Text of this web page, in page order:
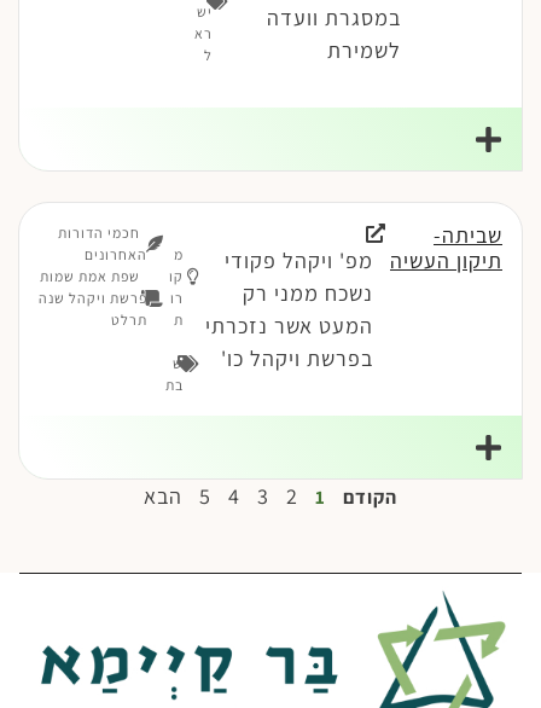
במסגרת וועדה
לשמירת
יש
רא
ל
שביתה-
תיקון העשיה
מפ' ויקהל פקודי
נשכח ממני רק
המעט אשר נזכרתי
בפרשת ויקהל כו'
מ
קו
רו
ת
ש
בת
חכמי הדורות
האחרונים
שפת אמת שמות
פרשת ויקהל שנה
תרלט
הקודם 1
2
3
4
5 הבא